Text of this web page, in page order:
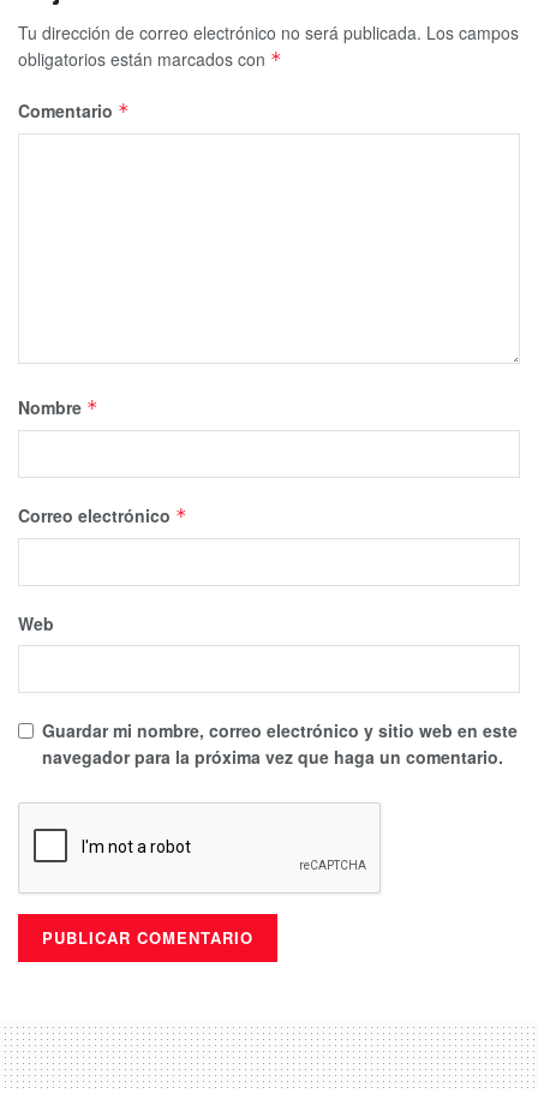
Tu dirección de correo electrónico no será publicada. Los campos
obligatorios están marcados con *
Comentario *
Nombre *
Correo electrónico *
Web
Guardar mi nombre, correo electrónico y sitio web en este
navegador para la próxima vez que haga un comentario.